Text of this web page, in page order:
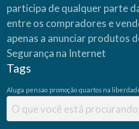
participa de qualquer parte
entre os compradores e
apenas a anunciar produtos
Segurança na Internet
Tags
Aluga pensao promoção quartos na